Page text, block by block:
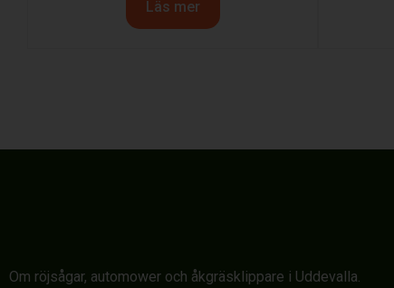
Läs mer
Om röjsågar, automower och åkgräsklippare i Uddevalla.